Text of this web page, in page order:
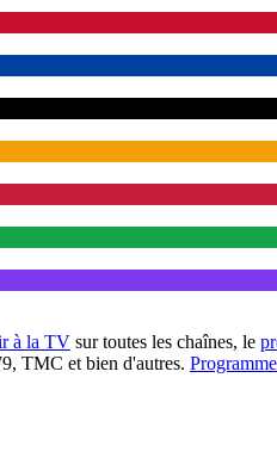
à la TV sur toutes les chaînes, le
TMC et bien d'autres.